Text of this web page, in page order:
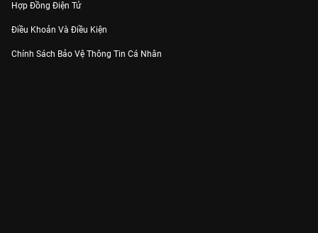
Hợp Đồng Điện Tử
Điều Khoản Và Điều Kiện
Chính Sách Bảo Vệ Thông Tin Cá Nhân